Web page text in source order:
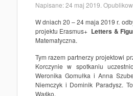
Napisane:24 maj 2019 .
W dniach 20 – 24 maja 2019 r.
projektu Erasmus+ Letters &
Matematyczna.
Tym razem partnerzy projektowi
Korczynie w spotkaniu
Weronika Gomułka i Anna
Niemczyk i Dominik Paradysz.
Waśko.